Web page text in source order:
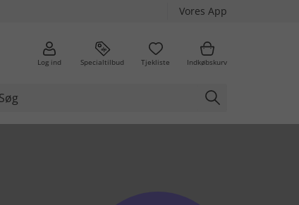
Vores App
Log ind Specialtilbud Tjekliste Indkøbskurv